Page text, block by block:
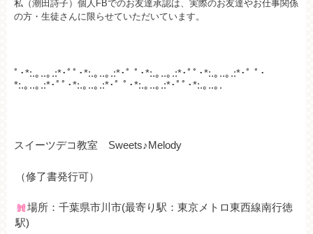
私（潮田詩子）個人FBでのお友達承認は、実際のお友達やお仕事関係
の方・生徒さんに限らせていただいています。
ﾟ･*:.｡..｡.:*･ﾟﾟ･*:.｡..｡.:*･ﾟ ﾟ･*:.｡..｡.:*･ﾟﾟ･*:.｡..｡.:*･ﾟ ﾟ･
*:.｡..｡.:*･ﾟﾟ･*:.｡..｡.:*･ﾟ ﾟ･*:.｡..｡.:*･ﾟﾟ･*:.｡..｡.
スイーツデコ教室 Sweets♪Melody
（修了書発行可）
場所：千葉県市川市(最寄り駅：東京メトロ東西線南行徳
駅)